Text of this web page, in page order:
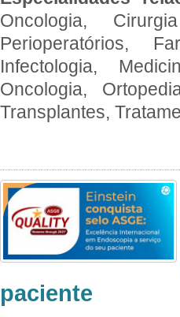
Oncologia,
Perioperatórios,
Infectologia,
Oncologia,
Transplantes,
paciente